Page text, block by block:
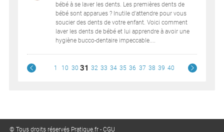
bébé à se laver les dents. Les premières dents de
bébé sont apparues ? Inutile d'attendre pour vous
soucier des dents de votre enfant. Voici comment
laver les dents de bébé et lui apprendre à avoir une
hygiène bucco-dentaire impeccable....
1 10 30 31 32 33 34 35 36 37 38 39 40
© Tous droits réservés Pratique.fr -CGU